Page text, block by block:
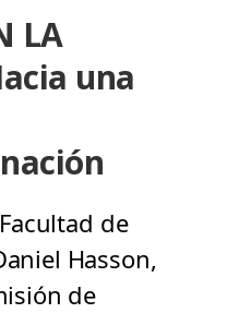
LA
una
de
Hasson,
de